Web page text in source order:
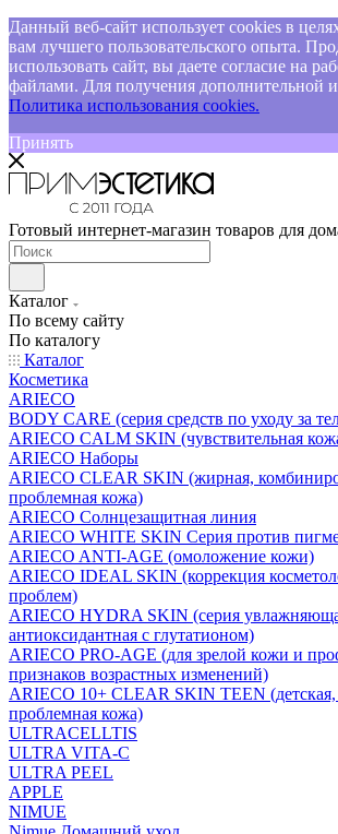
Данный веб-сайт использует cookies в
вам лучшего пользовательского опыта.
использовать сайт, вы даете согласие на
файлами. Для получения дополнительной
Политика использования cookies.
Принять
Готовый интернет-магазин товаров для
Каталог
По всему сайту
По каталогу
Каталог
Косметика
ARIECO
BODY CARE (серия средств по уходу за
ARIECO CALM SKIN (чувствительная
ARIECO Наборы
ARIECO CLEAR SKIN (жирная,
проблемная кожа)
ARIECO Солнцезащитная линия
ARIECO WHITE SKIN Серия против
ARIECO ANTI-AGE (омоложение кожи)
ARIECO IDEAL SKIN (коррекция
проблем)
ARIECO HYDRA SKIN (серия
антиоксидантная с глутатионом)
ARIECO PRO-AGE (для зрелой кожи и
признаков возрастных изменений)
ARIECO 10+ CLEAR SKIN TEEN (детская,
проблемная кожа)
ULTRACELLTIS
ULTRA VITA-C
ULTRA PEEL
APPLE
NIMUE